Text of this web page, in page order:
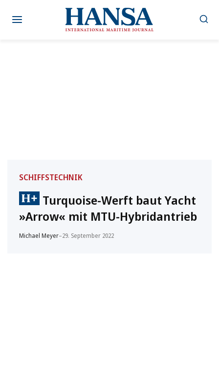
Inhalt
SCHIFFSTECHNIK
Turquoise-Werft baut Yacht
»Arrow« mit MTU-Hybridantrieb
Michael Meyer–29. September 2022